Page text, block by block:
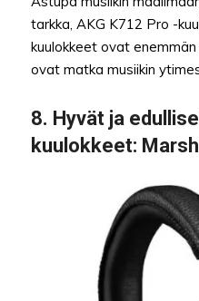
tarkka, AKG K712 Pro -
kuulokkeet ovat
ovat matka musiikin
8. Hyvät ja
kuulokkeet: